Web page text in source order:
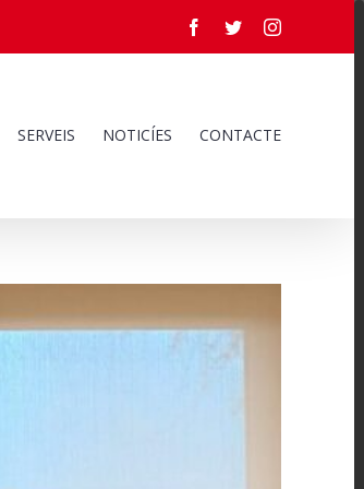
Facebook
TwitterInstagram
SERVEIS NOTICÍES CONTACTE